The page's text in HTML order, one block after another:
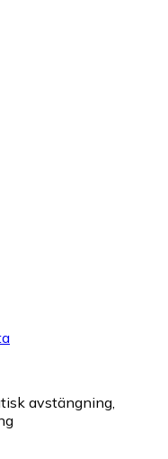
avstängning,